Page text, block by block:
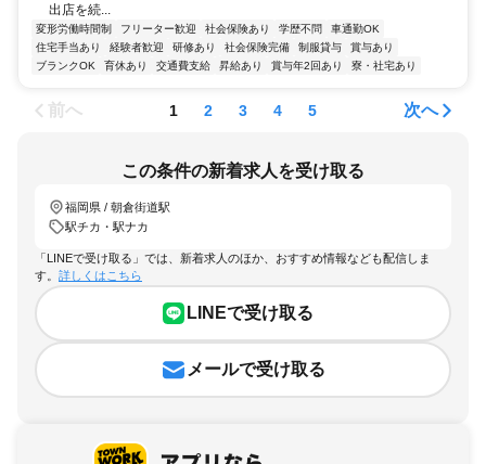
出店を続...
変形労働時間制 フリーター歓迎 社会保険あり 学歴不問
車通勤OK
住宅手当あり
経験者歓迎 研修あり 社会保険完備 制服貸与
賞与あり
ブランクOK
育休あり 交通費支給 昇給あり 賞与年2回あり 寮・社宅あり
前へ 1 2 3 4 5 次へ
この条件の新着求人を受け取る
福岡県 / 朝倉街道駅
駅チカ・駅ナカ
「LINEで受け取る」では、新着求人のほか、おすすめ情報なども配信しま
す。 詳しくはこちら
LINEで受け取る
メールで受け取る